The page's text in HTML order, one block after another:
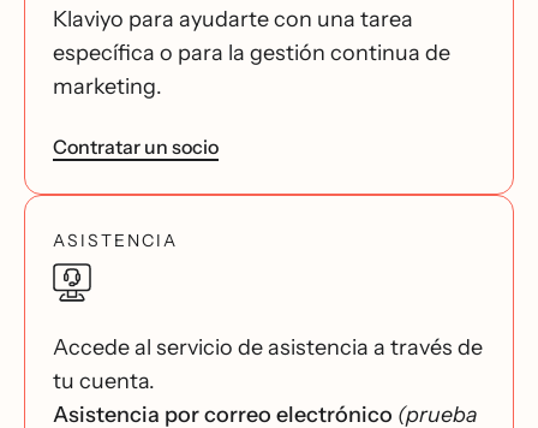
Klaviyo para ayudarte con una tarea
específica o para la gestión continua de
marketing.
Contratar un socio
ASISTENCIA
Accede al servicio de asistencia a través de
tu cuenta.
Asistencia por correo electrónico (prueba